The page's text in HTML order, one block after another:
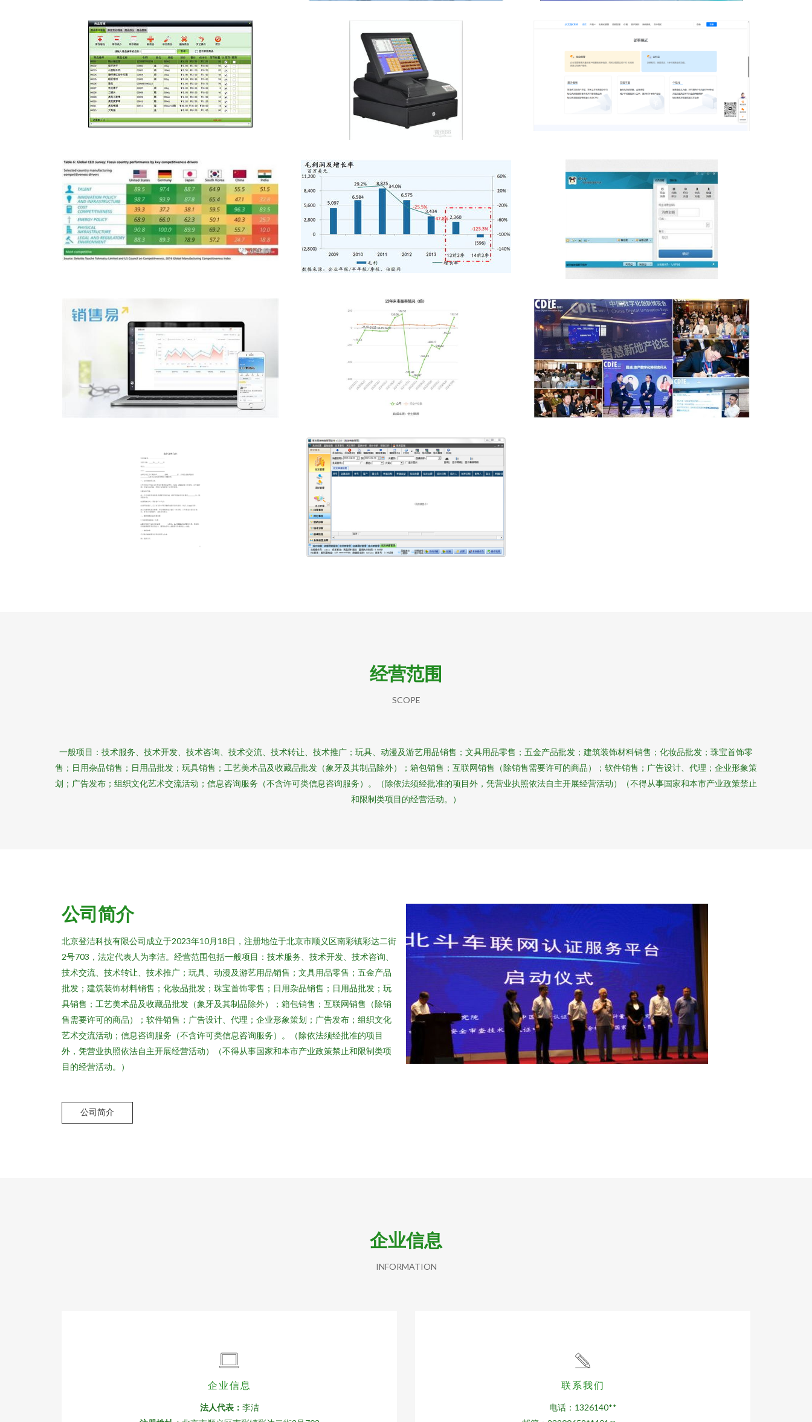
经营范围
SCOPE
一般项目：技术服务、技术开发、技术咨询、技术交流、技术转让、技术推广；玩具、动漫及游艺用品销售；文具用品零售；五金产品批发；建筑装饰材料销售；化妆品批发；珠宝首饰零
售；日用杂品销售；日用品批发；玩具销售；工艺美术品及收藏品批发（象牙及其制品除外）；箱包销售；互联网销售（除销售需要许可的商品）；软件销售；广告设计、代理；企业形象策
划；广告发布；组织文化艺术交流活动；信息咨询服务（不含许可类信息咨询服务）。（除依法须经批准的项目外，凭营业执照依法自主开展经营活动）（不得从事国家和本市产业政策禁止
和限制类项目的经营活动。）
公司简介
北京登洁科技有限公司成立于2023年10月18日，注册地位于北京市顺义区南彩镇彩达二街
2号703，法定代表人为李洁。经营范围包括一般项目：技术服务、技术开发、技术咨询、
技术交流、技术转让、技术推广；玩具、动漫及游艺用品销售；文具用品零售；五金产品
批发；建筑装饰材料销售；化妆品批发；珠宝首饰零售；日用杂品销售；日用品批发；玩
具销售；工艺美术品及收藏品批发（象牙及其制品除外）；箱包销售；互联网销售（除销
售需要许可的商品）；软件销售；广告设计、代理；企业形象策划；广告发布；组织文化
艺术交流活动；信息咨询服务（不含许可类信息咨询服务）。（除依法须经批准的项目
外，凭营业执照依法自主开展经营活动）（不得从事国家和本市产业政策禁止和限制类项
目的经营活动。）
公司简介
企业信息
INFORMATION
企业信息
法人代表： 李洁
联系我们
电话：1326140**